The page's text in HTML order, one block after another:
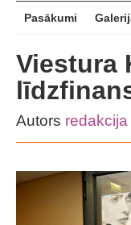
Pasākumi
Viestura
Autors redakcija